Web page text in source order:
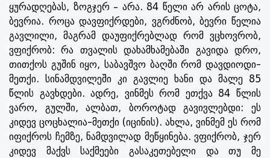
ყურადღებას, ზოგჯერ – არა. 84 წელი არ არის ცოტა,
ბევრია. როცა დავფიქრდები, ვგრძნობ, ბევრი წელია
გავლილი, მაგრამ დაუფიქრებლად რომ ვცხოვრობ,
ვფიქრობ: რა თვალის დახამხამებაში გავიდა დრო,
თითქოს გუშინ იყო, საბავშვო ბაღში რომ დავდიოდი-
მეთქი. სინამდვილეში კი გავლიე ხანი და მალე 85
წლის გავხდები. ადრე, ვინმეს რომ ეთქვა 84 წლის
ვარო, გულში, ალბათ, ბოროტად გავივლებდი: ეს
კიდევ ცოცხალია-მეთქი (იცინის). ახლა, ვინმემ ეს რომ
იფიქროს ჩემზე, ნამდვილად მეწყინება. ვფიქრობ, ჯერ
კიდევ მაქვს საქმეები გასაკეთებელი და თუ მე